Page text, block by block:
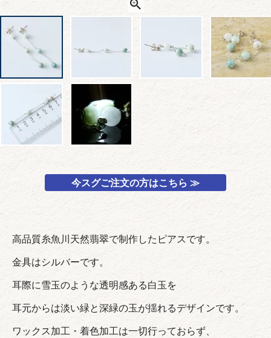
今スグご注文の方はこちら ≫
高品質糸魚川天然翡翠で制作したピアスです。
金具はシルバーです。
耳際に雪玉のような透明感ある白玉を
耳元からは淡い緑と深緑の玉が揺れるデザインです。
ワックス加工・着色加工は一切行っておらず、